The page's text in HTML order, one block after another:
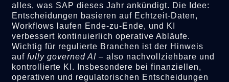
alles, was SAP dieses Jahr ankündigt. Die Idee:
Entscheidungen basieren auf Echtzeit-Daten,
Workflows laufen Ende-zu-Ende, und KI
verbessert kontinuierlich operative Abläufe.
Wichtig für regulierte Branchen ist der Hinweis
auffully governed AI – also nachvollziehbare und
kontrollierte KI. Insbesondere bei finanziellen,
operativen und regulatorischen Entscheidungen